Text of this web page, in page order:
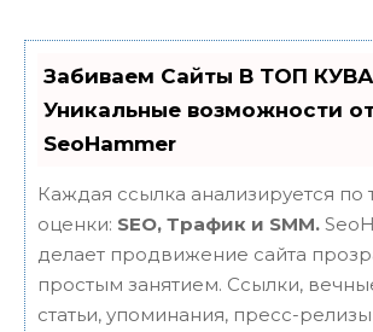
Забиваем Сайты В ТОП
Уникальные возможности
SeoHammer
Каждая ссылка анализируется по
оценки: SEO, Трафик и SMM.
делает продвижение сайта
простым занятием. Ссылки,
статьи, упоминания, пресс-